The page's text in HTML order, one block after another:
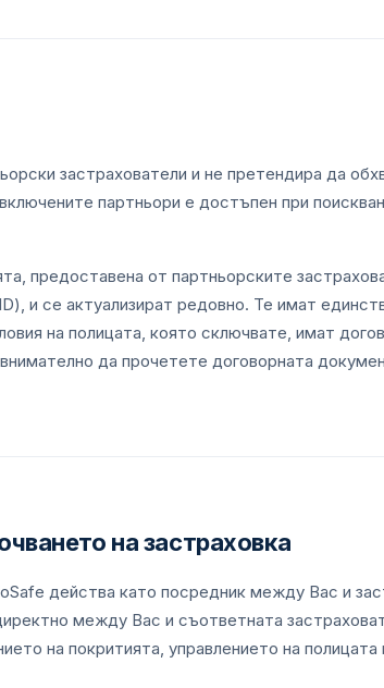
застрахователи и не претендира да
партньори е достъпен при
предоставена от партньорските
и се актуализират редовно. Те имат
на полицата, която сключвате, имат
да прочетете договорната
на застраховка
действа като посредник между Вас и
между Вас и съответната
на покритията, управлението на